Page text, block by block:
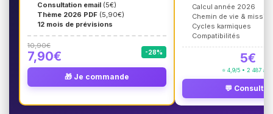
Consultation email (5€)
Thème 2026 PDF (5,90€)
12 mois de prévisions
10,90€
7,90€ -28%
🎁 Je commande
Calcul année 2026
Chemin de vie &
Cycles karmiques
Compatibilités
5€
⭐ 4,9/5 • 2 487
💬 Consulter